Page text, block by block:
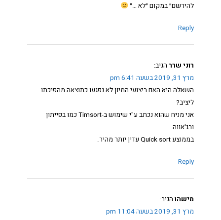
להירשם״ במקום ״לא …״
Reply
רוני שרר הגיב:
מרץ 31, 2019 בשעה 6:41 pm
השאלה היא האם ביצועי המיון לא נפגעו כתוצאה מהפיכתו
ליציב?
אני מניח שהוא נכתב ע"י שימוש ב-Timsort כמו בפייתון
ובג'אווה.
בממוצע Quick sort עדין יותר מהיר.
Reply
מישהו הגיב:
מרץ 31, 2019 בשעה 11:04 pm